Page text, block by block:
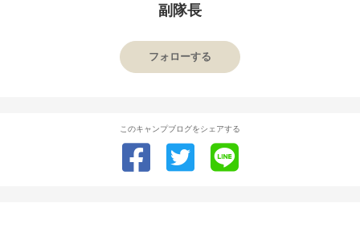
副隊長
フォローする
このキャンプブログをシェアする